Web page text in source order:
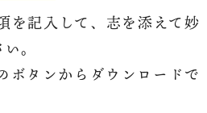
を記入して、志を添えて妙
。
ボタンからダウンロードで